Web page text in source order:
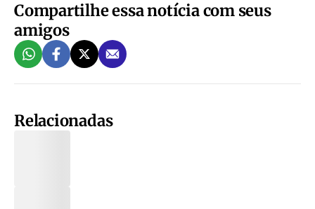
Compartilhe essa notícia com seus
amigos
Relacionadas